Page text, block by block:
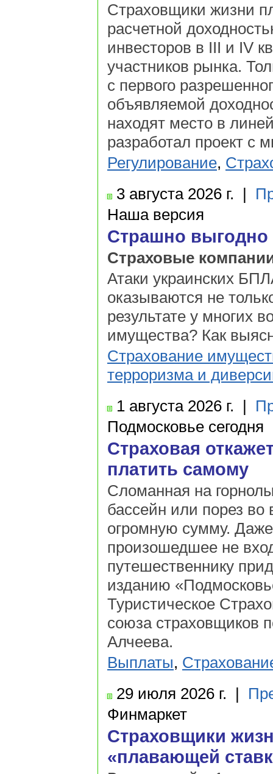
Страховщики жизни
расчетной
инвесторов в III и IV
участников рынка.
с первого
объявляемой
находят место в
разработал проект с
Регулирование,
3 августа 2026 г. |
Наша версия
Страшно выгодно
Страховые
Атаки украинских
оказываются не
результате у многих
имущества? Как
Страхование
терроризма и
1 августа 2026 г. |
Подмосковье сегодня
Страховая
платить самому
Сломанная на
бассейн или порез во
огромную сумму.
произошедшее не
путешественнику
изданию
Туристическое
союза страховщиков
Алчеева.
Выплаты,
29 июля 2026 г. |
Финмаркет
Страховщики
«плавающей